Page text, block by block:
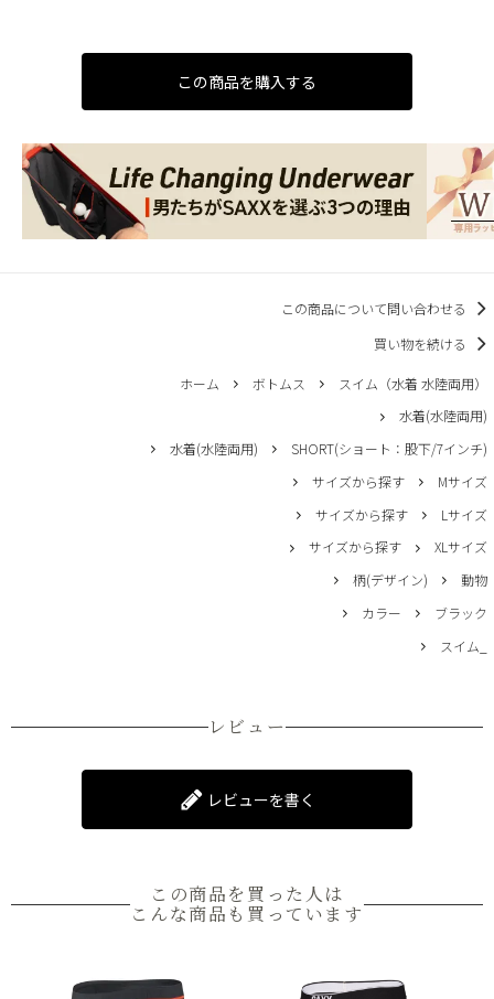
この商品を購入する
この商品について問い合わせる
買い物を続ける
ホーム ボトムス
スイム（水着 水陸両用）
水着(水陸両用)
水着(水陸両用)
SHORT(ショート：股下/7インチ)
サイズから探す
Mサイズ
サイズから探す
Lサイズ
サイズから探す
XLサイズ
柄(デザイン)
動物
カラー
ブラック
スイム_
レビュー
レビューを書く
この商品を買った人は
こんな商品も買っています